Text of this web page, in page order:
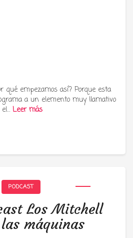
qué empezamos así? Porque esta
a un elemento muy llamativo
Leer más
PODCAST
Los Mitchell
máquinas